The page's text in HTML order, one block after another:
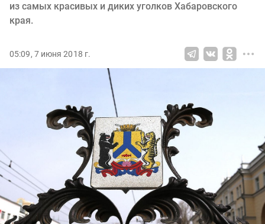
из самых красивых и диких уголков Хабаровского
края.
05:09, 7 июня 2018 г.